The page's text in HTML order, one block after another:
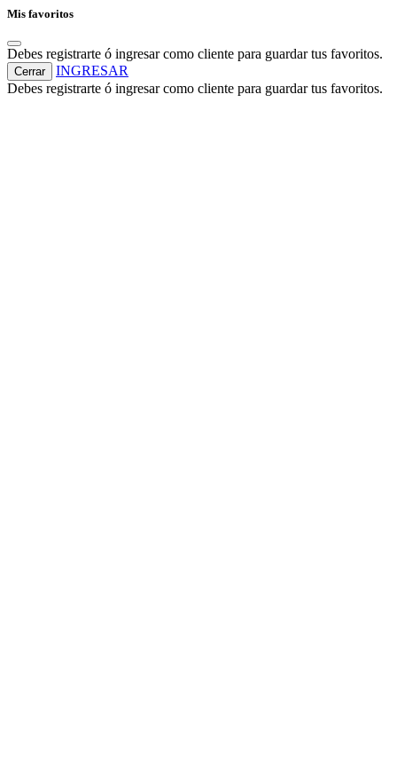
Mis favoritos
Debes registrarte ó ingresar como cliente para guardar tus favoritos.
Cerrar
INGRESAR
Debes registrarte ó ingresar como cliente para guardar tus favoritos.